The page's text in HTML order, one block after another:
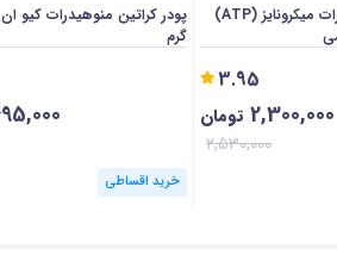
پودر کراتین منوهیدرات میکرونایز (ATP)
3.95
2,300,000 تومان
2,530,000
گرم
خرید اقساطی